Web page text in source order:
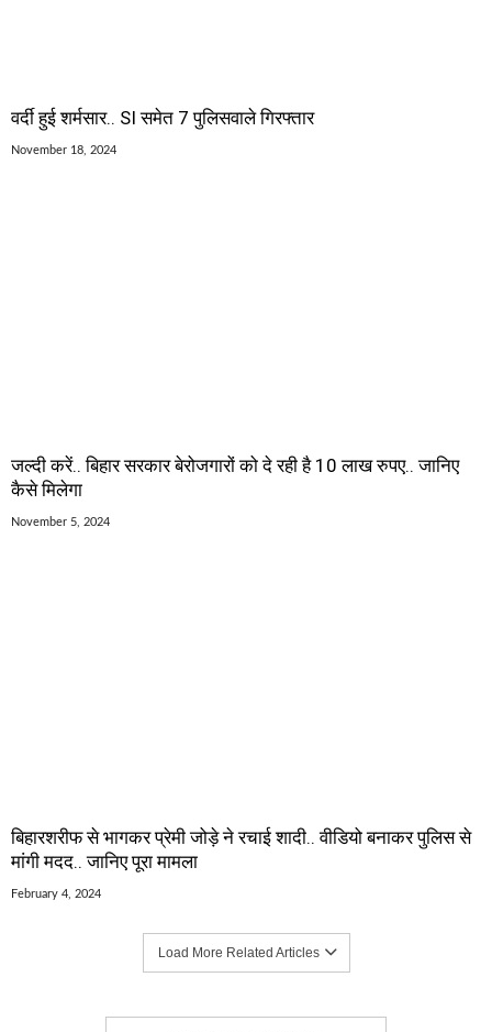
वर्दी हुई शर्मसार.. SI समेत 7 पुलिसवाले गिरफ्तार
November 18, 2024
जल्दी करें.. बिहार सरकार बेरोजगारों को दे रही है 10 लाख रुपए.. जानिए
कैसे मिलेगा
November 5, 2024
बिहारशरीफ से भागकर प्रेमी जोड़े ने रचाई शादी.. वीडियो बनाकर पुलिस से
मांगी मदद.. जानिए पूरा मामला
February 4, 2024
Load More Related Articles